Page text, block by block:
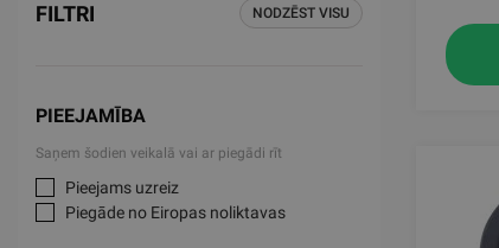
FILTRI NODZĒST VISU
PIEEJAMĪBA
Saņem šodien veikalā vai ar piegādi rīt
Pieejams uzreiz
Piegāde no Eiropas noliktavas